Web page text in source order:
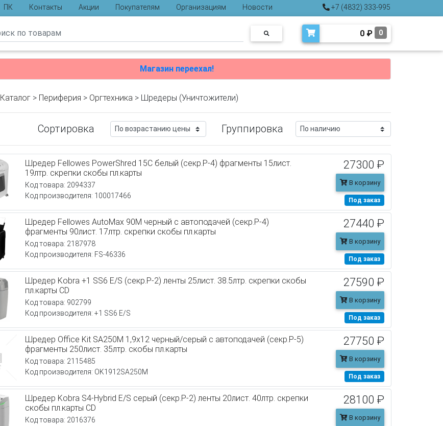
ПК Контакты Акции Покупателям Организациям
Новости
+7 (4832) 333-995
0 ₽ 0
Магазин переехал!
Каталог > Периферия > Оргтехника > Шредеры (Уничтожители)
Сортировка Группировка
Шредер Fellowes PowerShred 15С белый (секр.P-4) фрагменты 15лист.
19лтр. скрепки скобы пл.карты
Код товара: 2094337
Код производителя: 100017466
27300 ₽
В корзину
Под заказ
Шредер Fellowes AutoMax 90М черный с автоподачей (секр.P-4)
фрагменты 90лист. 17лтр. скрепки скобы пл.карты
Код товара: 2187978
Код производителя: FS-46336
27440 ₽
В корзину
Под заказ
Шредер Kobra +1 SS6 E/S (секр.Р-2) ленты 25лист. 38.5лтр. скрепки скобы
пл.карты CD
Код товара: 902799
Код производителя: +1 SS6 E/S
27590 ₽
В корзину
Под заказ
Шредер Office Kit SA250M 1,9x12 черный/серый с автоподачей (секр.P-5)
фрагменты 250лист. 35лтр. скобы пл.карты
Код товара: 2115485
Код производителя: OK1912SA250M
27750 ₽
В корзину
Под заказ
Шредер Kobra S4-Hybrid E/S серый (секр.Р-2) ленты 20лист. 40лтр. скрепки
скобы пл.карты CD
Код товара: 2016376
28100 ₽
В корзину